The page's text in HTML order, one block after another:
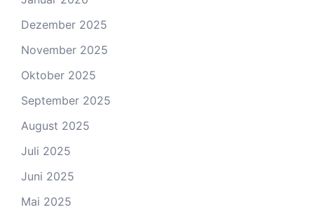
Dezember 2025
November 2025
Oktober 2025
September 2025
August 2025
Juli 2025
Juni 2025
Mai 2025